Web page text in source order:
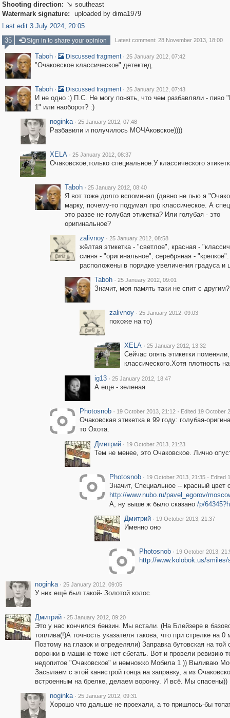
Shooting direction:  southeast
Watermark signature:
uploaded by dima1979
Last edit 3 July 2024, 20:05
35
Sign in to share your opinion Latest comment: 28 November 2013, 18:00
Taboh · Discussed fragment · 25 January 2012, 07:42
"Очаковское классическое" детектед.
Taboh · Discussed fragment · 25 January 2012, 07:43
И не одно :) П.С. Не могу понять, что чем разбавляли - пиво
1" или наоборот? :)
noginka · 25 January 2012, 07:48
Разбавили и получилось МОЧАковское))))
XELA · 25 January 2012, 08:37
Очаковское,только специальное.У классического
Taboh · 25 January 2012, 08:40
Я вот тоже долго вспоминал (давно не пью я
марку, почему-то подумал про классическое. А
это разве не голубая этикетка? Или голубая - это
оригинальное?
zalivnoy · 25 January 2012, 08:58
жёлтая этикетка - "светлое", красная -
синяя - "оригинальное", серебряная - "крепкое".
расположены в порядке увеличения градуса и
Taboh · 25 January 2012, 09:01
Значит, моя память таки не спит с
zalivnoy · 25 January 2012, 09:03
похоже на то)
XELA · 25 January 2012, 13:32
Сейчас опять этикетки
классического.Хотя плотность
ig13 · 25 January 2012, 18:47
А еще - зеленая
Photosnob · 19 October 2013, 21:12 · Edited 19 October
Очаковская этикетка в 99 году: голубая-
то Охота.
Дмитрий · 19 October 2013, 21:23
Тем не менее, это Очаковское. Лично
Photosnob · 19 October 2013, 21:35 · Edited
Значит, Специальное -- красный цвет
http://www.nubo.ru/pavel_egorov/
А, ну выше ж было сказано /p/
Дмитрий · 19 October 2013, 21:37
Именно оно
Photosnob · 19 October 2013,
http://www.kolobok.us/
noginka · 25 January 2012, 09:05
У них ещё был такой- Золотой колос.
Дмитрий · 25 January 2012, 09:20
Это у нас кончился бензин. Мы встали. (На Блейзере в
топлива(!)А точность указателя такова, что при стрелке на
Поэтому на глазок и определяли) Заправка бутовская на
воронки в машине тоже нет сбегать. Вот и провели ревизию
недопитое "Очаковское" и немножко Мобила 1 )) Выливаю
Засылаем с этой канистрой гонца на заправку, а из
встроенным на брелке, делаем воронку. И всё. Мы спасены))
noginka · 25 January 2012, 09:31
Хорошо что дальше не проехали, а то пришлось-бы